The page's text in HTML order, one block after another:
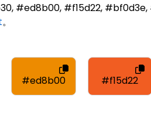
#ed8b00, #f15d22,
。
#ed8b00 #f15d22